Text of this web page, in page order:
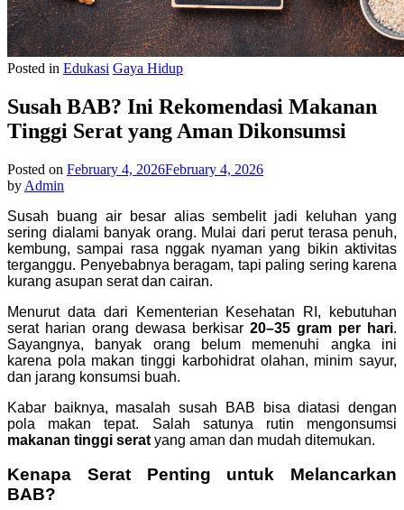
Posted in Edukasi Gaya Hidup
Susah BAB? Ini Rekomendasi Makanan
Tinggi Serat yang Aman Dikonsumsi
Posted on February 4, 2026February 4, 2026
by Admin
Susah buang air besar alias sembelit jadi keluhan yang
sering dialami banyak orang. Mulai dari perut terasa penuh,
kembung, sampai rasa nggak nyaman yang bikin aktivitas
terganggu. Penyebabnya beragam, tapi paling sering karena
kurang asupan serat dan cairan.
Menurut data dari Kementerian Kesehatan RI, kebutuhan
serat harian orang dewasa berkisar 20–35 gram per hari.
Sayangnya, banyak orang belum memenuhi angka ini
karena pola makan tinggi karbohidrat olahan, minim sayur,
dan jarang konsumsi buah.
Kabar baiknya, masalah susah BAB bisa diatasi dengan
pola makan tepat. Salah satunya rutin mengonsumsi
makanan tinggi serat yang aman dan mudah ditemukan.
Kenapa Serat Penting untuk Melancarkan
BAB?